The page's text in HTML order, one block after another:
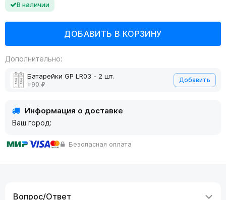
В наличии
Дополнительно:
Батарейки GP LR03 - 2 шт.
+90 ₽
Добавить
Информация о доставке
Ваш город:
Безопасная оплата
Вопрос/Ответ